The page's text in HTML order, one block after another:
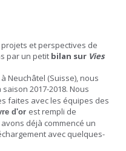
et perspectives de
par un petit bilan sur Vies
Neuchâtel (Suisse), nous
saison 2017-2018. Nous
faites avec les équipes des
d'or est rempli de
déjà commencé un
avec quelques-